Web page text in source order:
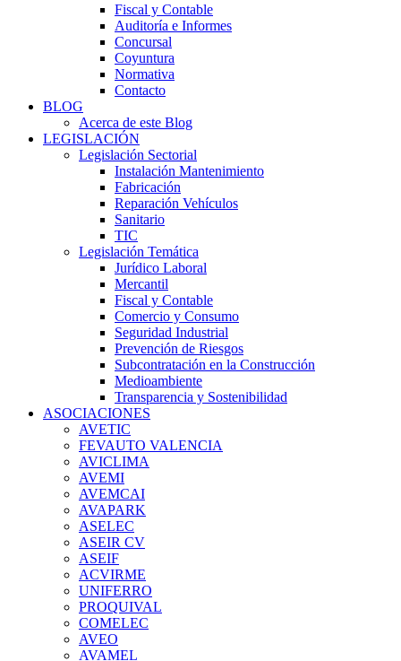
Fiscal y Contable
Auditoría e Informes
Concursal
Coyuntura
Normativa
Contacto
BLOG
Acerca de este Blog
LEGISLACIÓN
Legislación Sectorial
Instalación Mantenimiento
Fabricación
Reparación Vehículos
Sanitario
TIC
Legislación Temática
Jurídico Laboral
Mercantil
Fiscal y Contable
Comercio y Consumo
Seguridad Industrial
Prevención de Riesgos
Subcontratación en la Construcción
Medioambiente
Transparencia y Sostenibilidad
ASOCIACIONES
AVETIC
FEVAUTO VALENCIA
AVICLIMA
AVEMI
AVEMCAI
AVAPARK
ASELEC
ASEIR CV
ASEIF
ACVIRME
UNIFERRO
PROQUIVAL
COMELEC
AVEO
AVAMEL